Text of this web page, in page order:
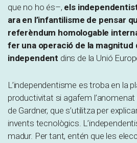
que no ho és–, els
ara en l’infantilisme de pensar
referèndum homologable
fer una operació de la
independent dins de la Unió
L’independentisme es troba en la
productivitat si agafem l’anomenat
de Gardner, que s’utilitza per
invents tecnològics.
madur. Per tant, entén que les